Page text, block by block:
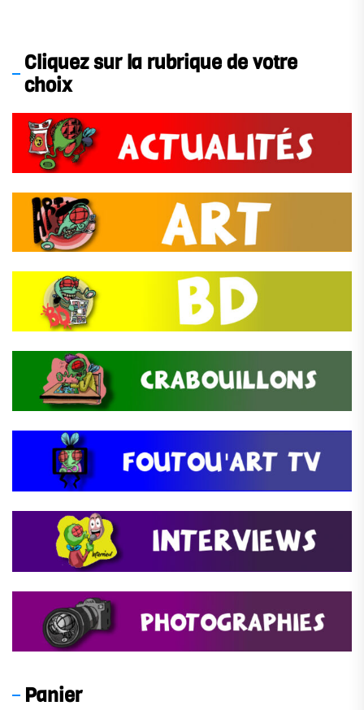
Cliquez sur la rubrique de votre
choix
Panier